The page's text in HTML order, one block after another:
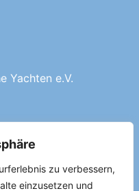
zu verbessern,
einzusetzen und
Yachten e.V.